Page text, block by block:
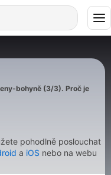
bohyně (3/3). Proč je
pohodlně poslouchat
a iOS nebo na webu